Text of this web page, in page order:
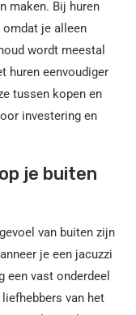
maken. Bij huren
omdat je alleen
wordt meestal
huren eenvoudiger
tussen kopen en
investering en
je buiten
van buiten zijn
je een jacuzzi
een vast onderdeel
van het